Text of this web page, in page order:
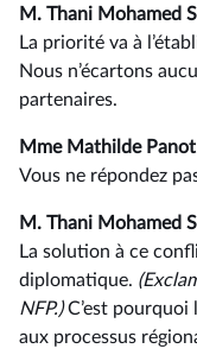
M. Thani Mohamed
La priorité va à
Nous n’écartons
partenaires.
Mme Mathilde Panot
Vous ne répondez
M. Thani Mohamed
La solution à ce
diplomatique.
NFP.)C’est pourquoi
aux processus